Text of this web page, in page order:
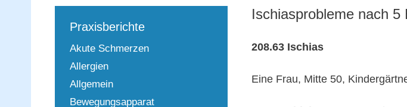
Ischiasprobleme nach
208.63 Ischias
Eine Frau, Mitte 50,
Praxisberichte
Akute Schmerzen
Allergien
Allgemein
Bewegungsapparat